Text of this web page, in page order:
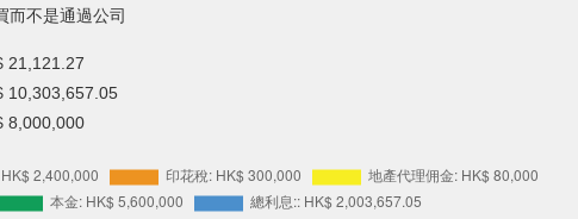
而不是通過公司
21,121.27
10,303,657.05
8,000,000